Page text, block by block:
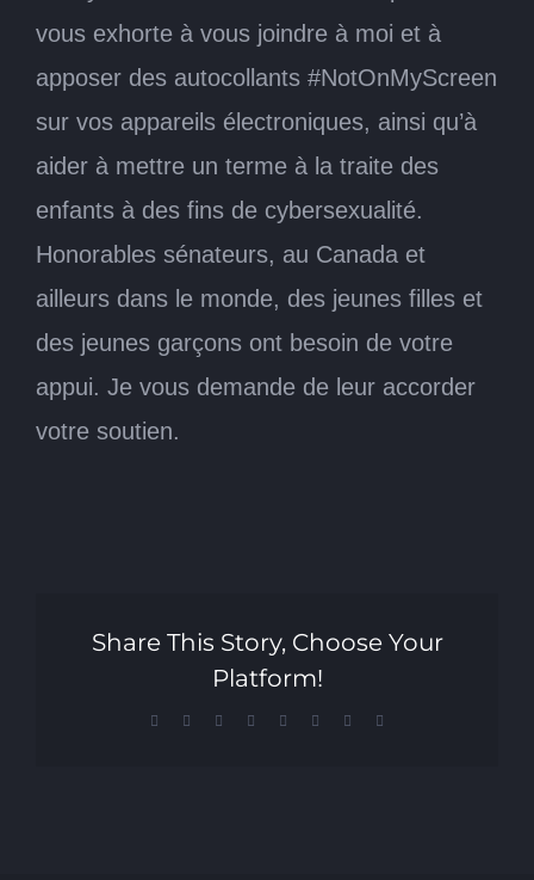
vous exhorte à vous joindre à moi et à
apposer des autocollants #NotOnMyScreen
sur vos appareils électroniques, ainsi qu’à
aider à mettre un terme à la traite des
enfants à des fins de cybersexualité.
Honorables sénateurs, au Canada et
ailleurs dans le monde, des jeunes filles et
des jeunes garçons ont besoin de votre
appui. Je vous demande de leur accorder
votre soutien.
Share This Story, Choose Your
Platform!
Facebook Reddit LinkedInTumblr Pinterest